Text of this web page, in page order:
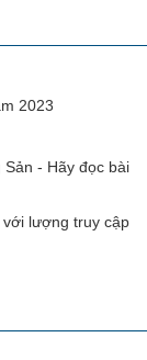
2023
- Hãy đọc bài
với lượng truy cập